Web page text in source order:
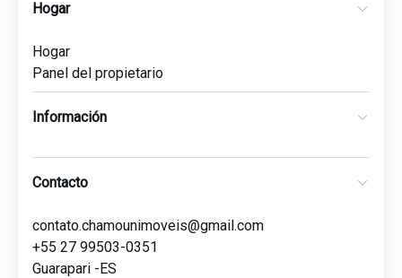
Hogar
Hogar
Panel del propietario
Información
Contacto
contato.chamounimoveis@gmail.com
+55 27 99503-0351
Guarapari -ES